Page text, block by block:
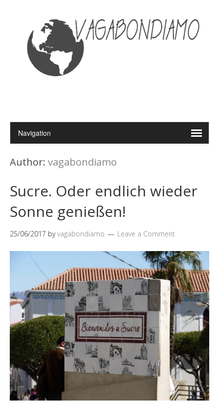
Author: vagabondiamo
Sucre. Oder endlich wieder
Sonne genießen!
25/06/2017 byvagabondiamo Leave a Comment